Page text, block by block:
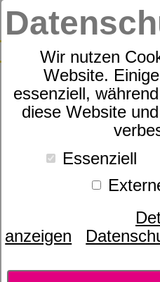
Wir nutzen
Website.
essenziell,
diese Website
Essenziell
anzeigen
Sympathica